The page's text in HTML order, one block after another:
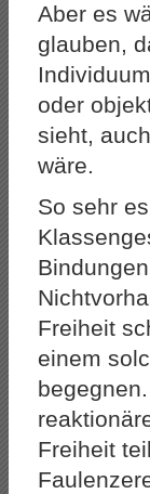
Aber es
glauben,
oder
sieht,
wäre.
So sehr
Freiheit
einem
Freiheit